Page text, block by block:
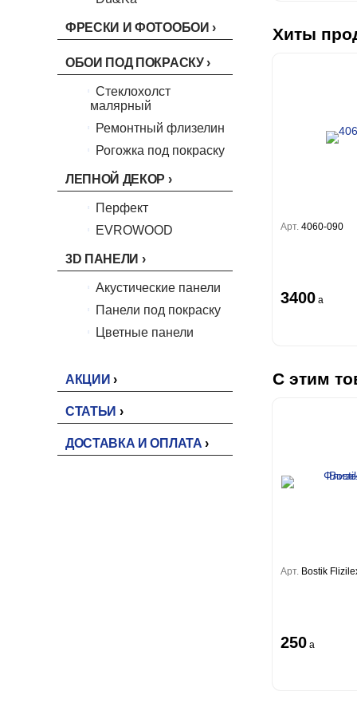
Boho
Shades
Citi Glam
Empire
Lifestyle
Prestige
Linen
Natura
King
Him
ФРЕСКИ И ФОТООБОИ
ОБОИ ПОД ПОКРАСКУ
Стеклохолст
малярный
Ремонтный флизелин
Рогожка под покраску
ЛЕПНОЙ ДЕКОР
Перфект
EVROWOOD
3D ПАНЕЛИ
Акустические панели
Панели под покраску
Цветные панели
АКЦИИ
СТАТЬИ
ДОСТАВКА И ОПЛАТА
Хиты
Арт. 4060-090
3400 a
С этим
Арт. Bostik
250 a